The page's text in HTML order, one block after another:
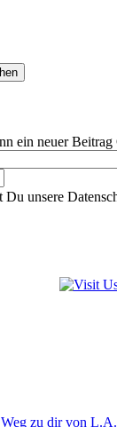
ein neuer
unsere
zu dir von